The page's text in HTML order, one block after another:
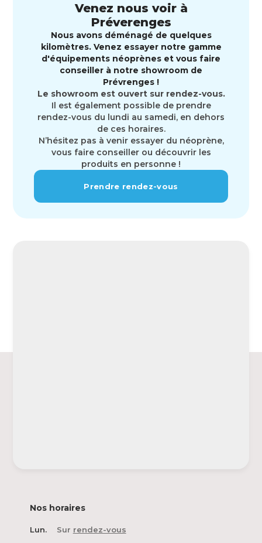
Venez nous voir à
Préverenges
Nous avons déménagé de quelques
kilomètres. Venez essayer notre gamme
d'équipements néoprènes et vous faire
conseiller à notre showroom de
Prévrenges !
Le showroom est ouvert sur rendez-vous.
Il est également possible de prendre
rendez-vous du lundi au samedi, en dehors
de ces horaires.
N’hésitez pas à venir essayer du néoprène,
vous faire conseiller ou découvrir les
produits en personne !
Prendre rendez-vous
Nos horaires
Lun. Sur rendez-vous